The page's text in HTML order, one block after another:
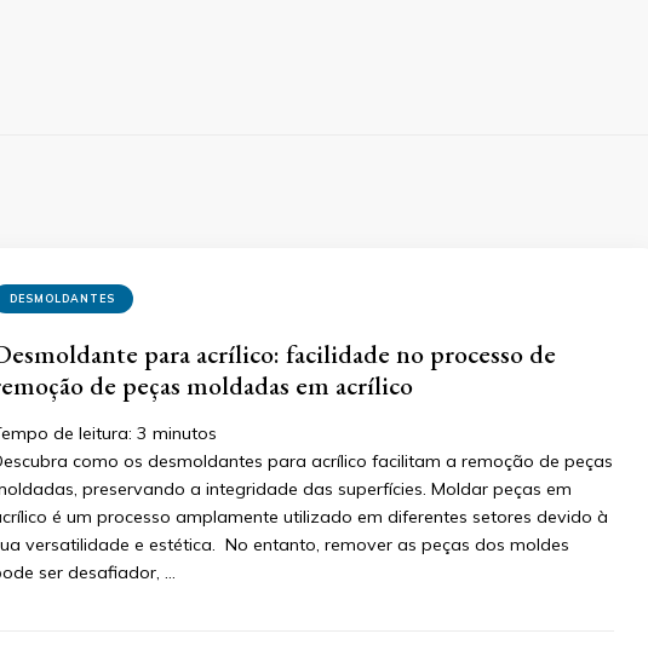
DESMOLDANTES
para acrílico: facilidade no processo de
de peças moldadas em acrílico
de leitura: 3 minutos
como os desmoldantes para acrílico facilitam a remoção de peças
preservando a integridade das superfícies. Moldar peças em
é um processo amplamente utilizado em diferentes setores devido à
versatilidade e estética. No entanto, remover as peças dos moldes
ser desafiador, …